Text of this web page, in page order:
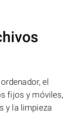
el
fijos y móviles,
y la limpieza